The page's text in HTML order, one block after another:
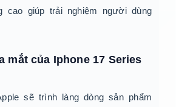
cao giúp trải nghiệm người dùng
mắt của Iphone 17 Series
sẽ trình làng dòng sản phẩm